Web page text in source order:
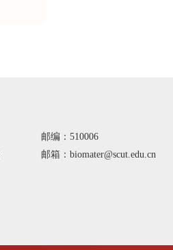
邮编：510006
邮箱：biomater@scut.edu.cn